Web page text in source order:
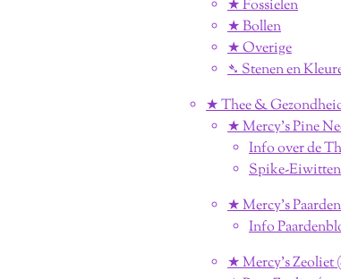
★ Fossielen
★ Bollen
★ Overige
➴ Stenen en
★ Thee &
★ Mercy's Pine
Info over de
Spike-Eiwitten
★ Mercy's
Info
★ Mercy's Zeoliet